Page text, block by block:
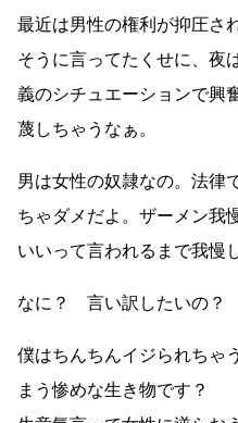
最近は男性の権利が抑圧さ
そうに言ってたくせに、夜
義のシチュエーションで興
蔑しちゃうなぁ。
男は女性の奴隷なの。法律
ちゃダメだよ。ザーメン我
いいって言われるまで我慢
なに？ 言い訳したいの？
僕はちんちんイジられちゃ
まう惨めな生き物です？